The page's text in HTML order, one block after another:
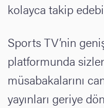
kolayca takip
Sports TV’nin
platformunda
müsabakalarını
yayınları geriye